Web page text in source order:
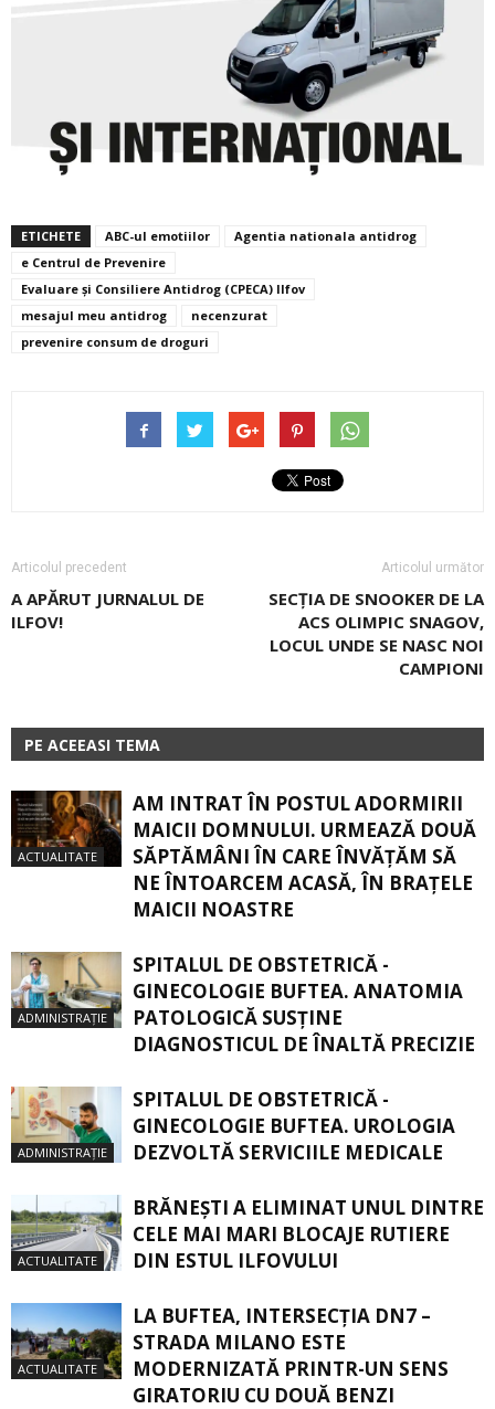
ETICHETE ABC-ul emotiilor
Agentia nationala antidrog
e Centrul de Prevenire
Evaluare și Consiliere Antidrog (CPECA) Ilfov
mesajul meu antidrog
necenzurat
prevenire consum de droguri
Articolul precedent
A APĂRUT JURNALUL DE
ILFOV!
Articolul următor
SECŢIA DE SNOOKER DE LA
ACS OLIMPIC SNAGOV,
LOCUL UNDE SE NASC NOI
CAMPIONI
PE ACEEASI TEMA
ACTUALITATE
AM INTRAT ÎN POSTUL ADORMIRII
MAICII DOMNULUI. URMEAZĂ DOUĂ
SĂPTĂMÂNI ÎN CARE ÎNVĂŢĂM SĂ
NE ÎNTOARCEM ACASĂ, ÎN BRAŢELE
MAICII NOASTRE
ADMINISTRAȚIE
SPITALUL DE OBSTETRICĂ -
GINECOLOGIE BUFTEA. ANATOMIA
PATOLOGICĂ SUSŢINE
DIAGNOSTICUL DE ÎNALTĂ PRECIZIE
ADMINISTRAȚIE
SPITALUL DE OBSTETRICĂ -
GINECOLOGIE BUFTEA. UROLOGIA
DEZVOLTĂ SERVICIILE MEDICALE
ACTUALITATE
BRĂNEȘTI A ELIMINAT UNUL DINTRE
CELE MAI MARI BLOCAJE RUTIERE
DIN ESTUL ILFOVULUI
ACTUALITATE
LA BUFTEA, INTERSECŢIA DN7 –
STRADA MILANO ESTE
MODERNIZATĂ PRINTR-UN SENS
GIRATORIU CU DOUĂ BENZI